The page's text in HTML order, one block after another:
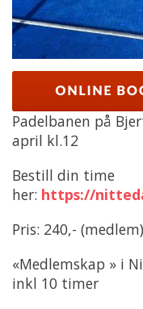
Padelbanen på
april kl.12
Bestill din time
her: https://
Pris: 240,-
«Medlemskap » i
inkl 10 timer